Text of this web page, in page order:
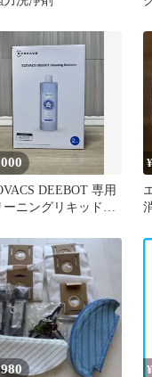
DEEBOT 専用
ーニングリキッド
¥
¥